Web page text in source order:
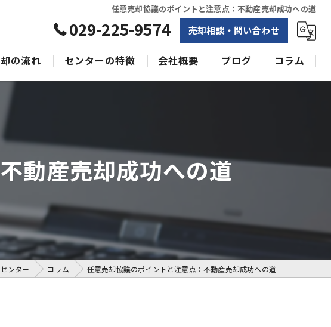
任意売却協議のポイントと注意点：不動産売却成功への道
029-225-9574 売却相談・問い合わせ
ドバイス
の流れ センターの特徴
戸建て
収益物件
会社概要 ブログ コラム
動産売却成功への道
ンター コラム 任意売却協議のポイントと注意点：不動産売却成功への道